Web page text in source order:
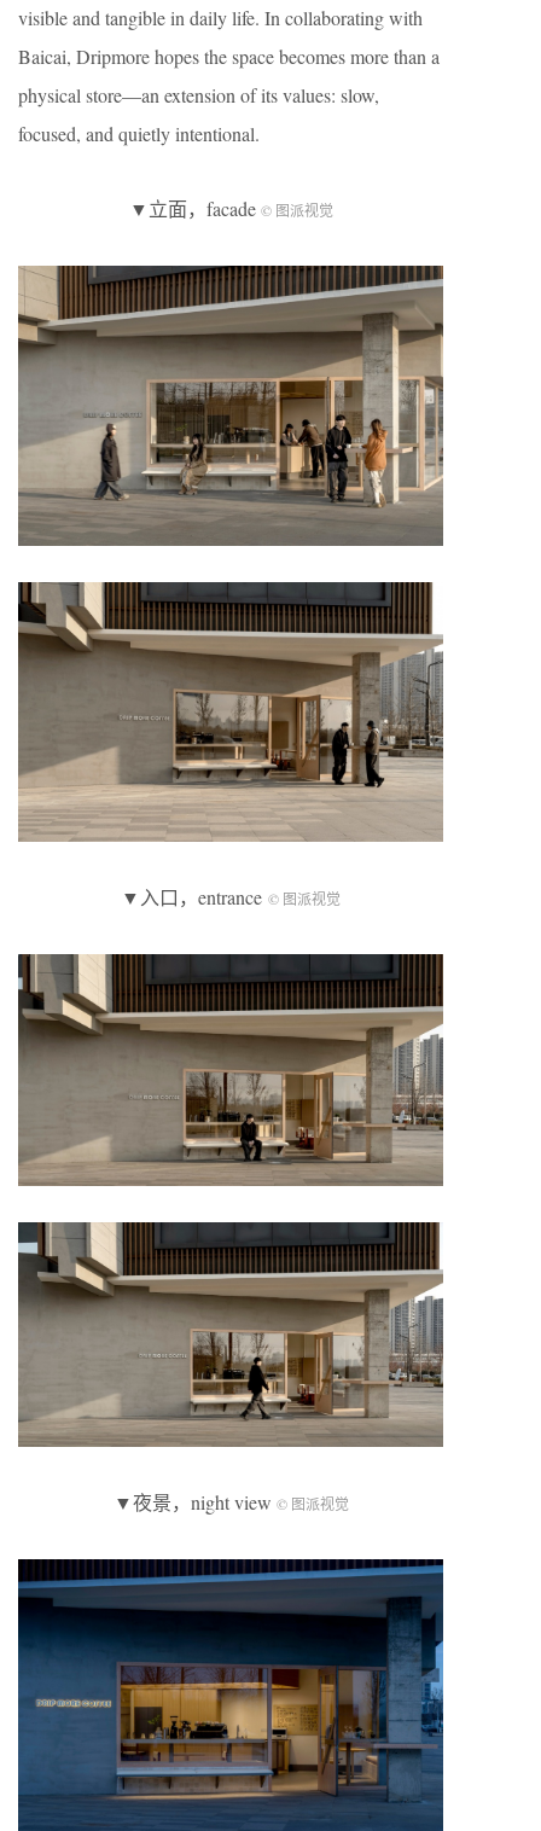
visible and tangible in daily life. In collaborating with
Baicai, Dripmore hopes the space becomes more than a
physical store—an extension of its values: slow,
focused, and quietly intentional.
▼立面，facade © 图派视觉
▼入口，entrance © 图派视觉
▼夜景，night view © 图派视觉